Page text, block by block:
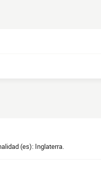
(es): Inglaterra.